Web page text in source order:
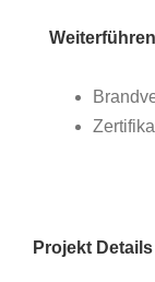
Projekt Details